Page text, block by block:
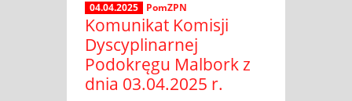
04.04.2025 PomZPN
Komunikat Komisji
Dyscyplinarnej
Podokręgu Malbork z
dnia 03.04.2025 r.